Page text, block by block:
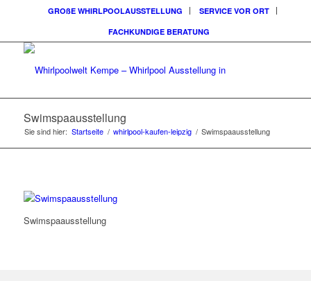
GROßE WHIRLPOOLAUSSTELLUNG
SERVICE VOR ORT
FACHKUNDIGE BERATUNG
Swimspaausstellung
Sie sind hier: Startseite / whirlpool-kaufen-leipzig / Swimspaausstellung
Swimspaausstellung